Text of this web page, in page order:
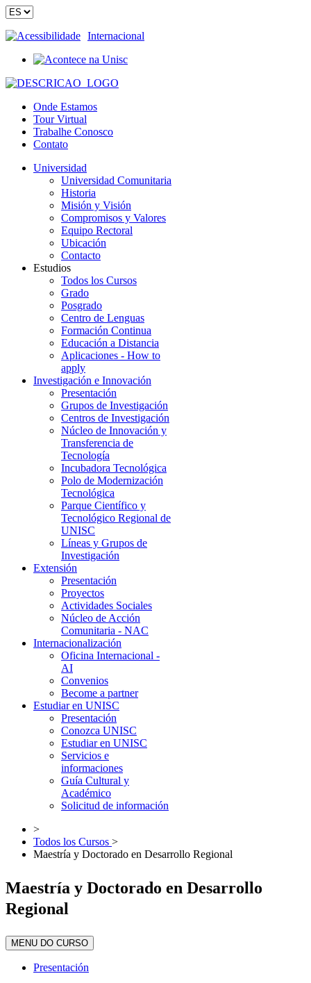
Acessibilidade Internacional
Onde Estamos
Tour Virtual
Trabalhe Conosco
Contato
Universidad
Universidad Comunitaria
Historia
Misión y Visión
Compromisos y Valores
Equipo Rectoral
Ubicación
Contacto
Estudios
Todos los Cursos
Grado
Posgrado
Centro de Lenguas
Formación Continua
Educación a Distancia
Aplicaciones - How to
apply
Investigación e Innovación
Presentación
Grupos de Investigación
Centros de Investigación
Núcleo de Innovación y
Transferencia de
Tecnología
Incubadora Tecnológica
Polo de Modernización
Tecnológica
Parque Científico y
Tecnológico Regional de
UNISC
Líneas y Grupos de
Investigación
Extensión
Presentación
Proyectos
Actividades Sociales
Núcleo de Acción
Comunitaria - NAC
Internacionalización
Oficina Internacional -
AI
Convenios
Become a partner
Estudiar en UNISC
Presentación
Conozca UNISC
Estudiar en UNISC
Servicios e
informaciones
Guía Cultural y
Académico
Solicitud de información
>
Todos los Cursos >
Maestría y Doctorado en Desarrollo Regional
Maestría y Doctorado en Desarrollo
Regional
MENU DO CURSO
Presentación